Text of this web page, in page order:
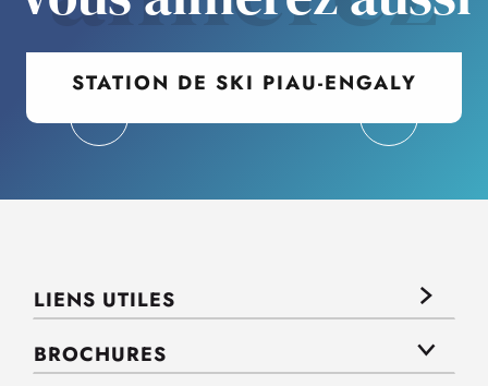
STATION DE SKI PIAU-ENGALY
LIENS UTILES
BROCHURES